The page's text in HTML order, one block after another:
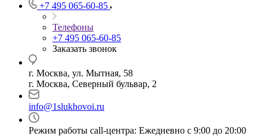
+7 495 065-60-85
Телефоны
+7 495 065-60-85
Заказать звонок
г. Москва, ул. Мытная, 58
г. Москва, Северный бульвар, 2
info@1slukhovoi.ru
Режим работы call-центра: Ежедневно с 9:00 до 20:00